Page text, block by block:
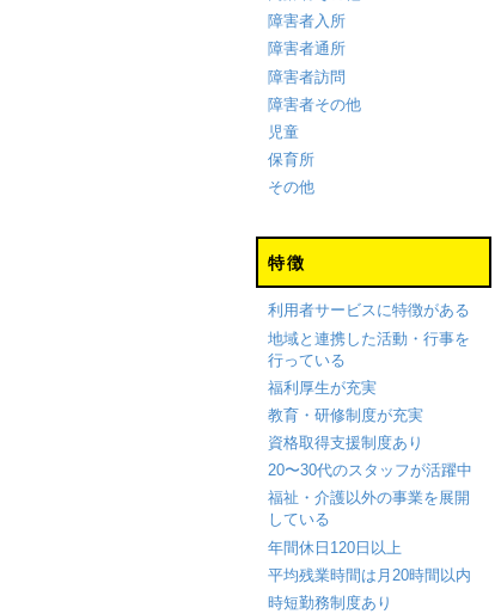
障害者入所
障害者通所
障害者訪問
障害者その他
児童
保育所
その他
特徴
利用者サービスに特徴がある
地域と連携した活動・行事を
行っている
福利厚生が充実
教育・研修制度が充実
資格取得支援制度あり
20〜30代のスタッフが活躍中
福祉・介護以外の事業を展開
している
年間休日120日以上
平均残業時間は月20時間以内
時短勤務制度あり